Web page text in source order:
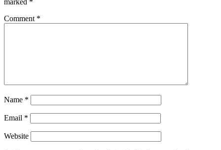
marked *
Comment *
Name *
Email *
Website